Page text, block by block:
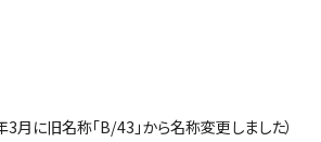
月に旧名称「B/43」から名称変更しました）